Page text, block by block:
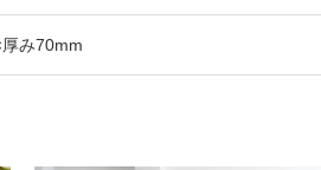
み70mm